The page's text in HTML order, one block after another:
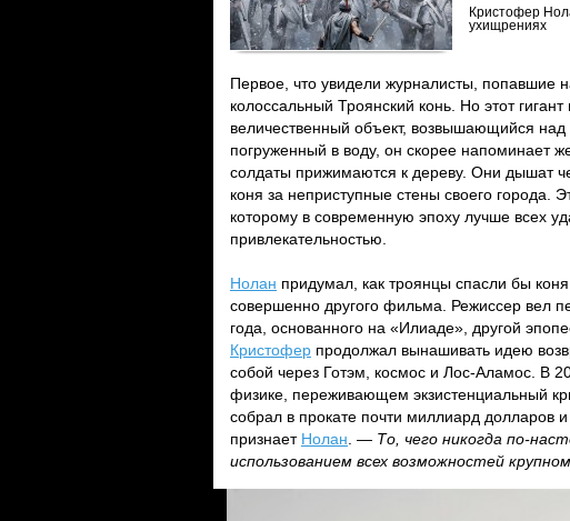
Кристофер
ухищрениях
Первое, что увидели журналисты, попавшие
колоссальный Троянский конь. Но этот
величественный объект, возвышающийся
погруженный в воду, он скорее напоминает
солдаты прижимаются к дереву. Они дышат
коня за неприступные стены своего города.
которому в современную эпоху лучше всех
привлекательностью.
Нолан придумал, как троянцы спасли бы
совершенно другого фильма. Режиссер вел
года, основанного на «Илиаде», другой
Кристофер продолжал вынашивать идею
собой через Готэм, космос и Лос-Аламос. В
физике, переживающем экзистенциальный
собрал в прокате почти миллиард долларов
признает Нолан . — То, чего никогда по-
использованием всех возможностей